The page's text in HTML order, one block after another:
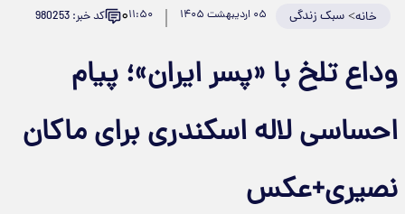
خانه>سبک زندگی ۰۵ اردیبهشت ۱۴۰۵ ۱۱:۵۰۰ کد خبر: 980253
وداع تلخ با «پسر ایران»؛ پیام
احساسی لاله اسکندری برای ماکان
نصیری+عکس